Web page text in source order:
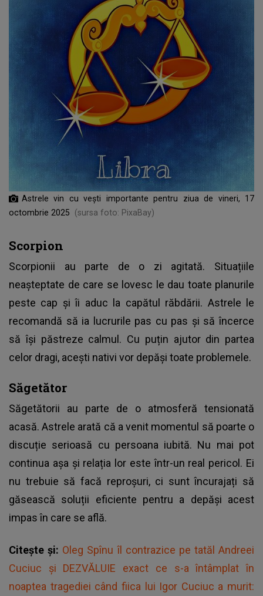
Astrele vin cu vești importante pentru ziua de vineri, 17
octombrie 2025
(sursa foto: PixaBay)
Scorpion
Scorpionii au parte de o zi agitată. Situațiile
neașteptate de care se lovesc le dau toate planurile
peste cap și îi aduc la capătul răbdării. Astrele le
recomandă să ia lucrurile pas cu pas și să încerce
să își păstreze calmul. Cu puțin ajutor din partea
celor dragi, acești nativi vor depăși toate problemele.
Săgetător
Săgetătorii au parte de o atmosferă tensionată
acasă. Astrele arată că a venit momentul să poarte o
discuție serioasă cu persoana iubită. Nu mai pot
continua așa și relația lor este într-un real pericol. Ei
nu trebuie să facă reproșuri, ci sunt încurajați să
găsească soluții eficiente pentru a depăși acest
impas în care se află.
Citește și: Oleg Spînu îl contrazice pe tatăl Andreei
Cuciuc și DEZVĂLUIE exact ce s-a întâmplat în
noaptea tragediei când fiica lui Igor Cuciuc a murit: